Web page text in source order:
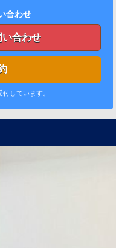
合わせ
い合わせ
しています。